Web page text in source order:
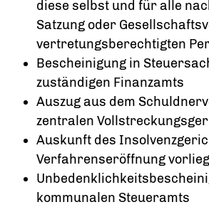
diese selbst und für alle
Satzung oder
vertretungsberechtigten
Bescheinigung in
zuständigen Finanzamts
Auszug aus dem
zentralen
Auskunft des
Verfahrenseröffnung
kommunalen Steueramts